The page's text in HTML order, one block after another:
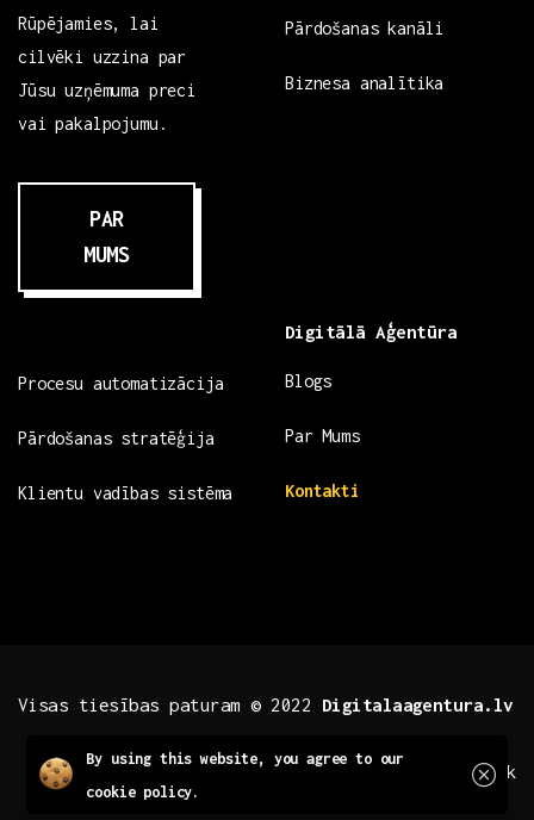
Rūpējamies, lai
cilvēki uzzina par
Jūsu uzņēmuma preci
vai pakalpojumu.
PAR
MUMS
Pārdošanas kanāli
Biznesa analītika
Procesu automatizācija
Pārdošanas stratēģija
Klientu vadības sistēma
Digitālā Aģentūra
Blogs
Par Mums
Kontakti
Visas tiesības paturam © 2022 Digitalaagentura.lv
.fb .insta .tiktok
By using this website, you agree to our
cookie policy.
Close